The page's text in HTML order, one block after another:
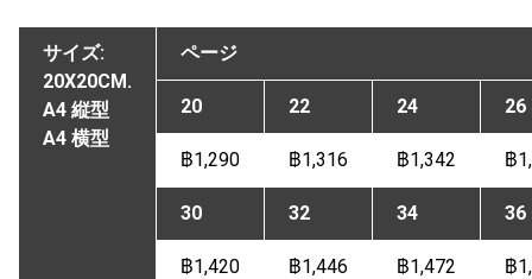
サイズ:
20X20CM.
A4 縦型
A4 横型
ページ
20 22 24 26
฿1,290 ฿1,316 ฿1,342 ฿
30 32 34 36
฿1,420 ฿1,446 ฿1,472 ฿